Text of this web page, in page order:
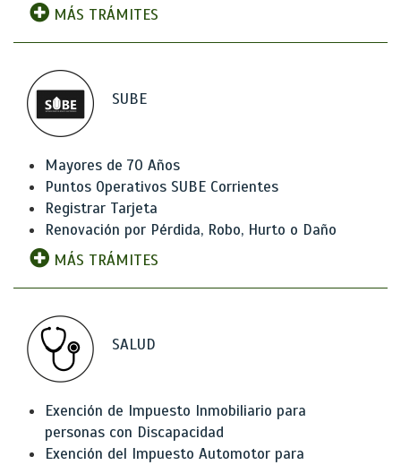
MÁS TRÁMITES
SUBE
Mayores de 70 Años
Puntos Operativos SUBE Corrientes
Registrar Tarjeta
Renovación por Pérdida, Robo, Hurto o Daño
MÁS TRÁMITES
SALUD
Exención de Impuesto Inmobiliario para
personas con Discapacidad
Exención del Impuesto Automotor para